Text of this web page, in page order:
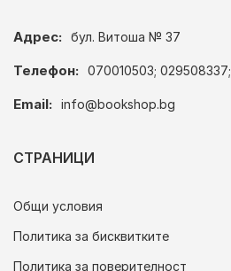
Адрес: бул. Витоша № 37
Телефон: 070010503; 029508337;
Email: info@bookshop.bg
СТРАНИЦИ
Общи условия
Политика за бисквитките
Политика за поверителност